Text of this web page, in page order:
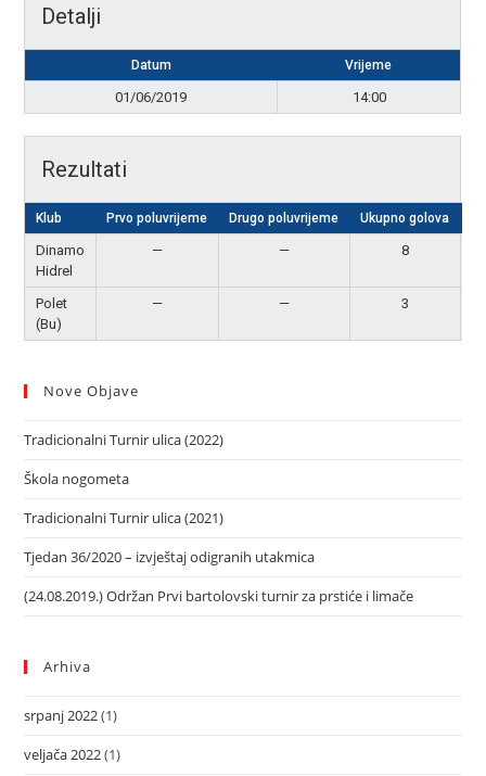
Detalji
Datum Vrijeme
01/06/2019 14:00
Rezultati
Klub Prvo poluvrijeme Drugo poluvrijeme Ukupno golova
Dinamo
Hidrel
— — 8
Polet
(Bu)
— — 3
Nove Objave
Tradicionalni Turnir ulica (2022)
Škola nogometa
Tradicionalni Turnir ulica (2021)
Tjedan 36/2020 – izvještaj odigranih utakmica
(24.08.2019.) Održan Prvi bartolovski turnir za prstiće i limače
Arhiva
srpanj 2022(1)
veljača 2022(1)